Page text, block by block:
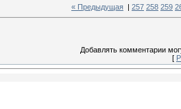
« Предыдущая 257 258 259
Добавлять комментарии
[